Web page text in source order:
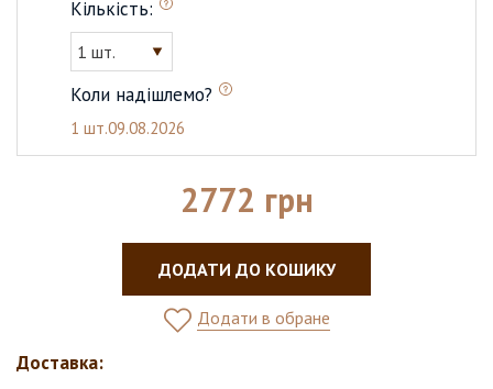
Кількість:
1 шт.
Коли надішлемо?
1 шт.09.08.2026
Доставка:
2772 грн
ДОДАТИ ДО КОШИКУ
Додати в обране